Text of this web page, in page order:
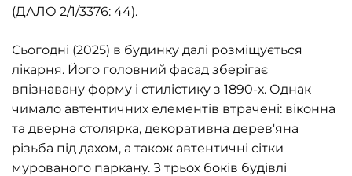
(ДАЛО 2/1/3376: 44).
Сьогодні (2025) в будинку далі розміщується
лікарня. Його головний фасад зберігає
впізнавану форму і стилістику з 1890-х. Однак
чимало автентичних елементів втрачені: віконна
та дверна столярка, декоративна дерев'яна
різьба під дахом, а також автентичні сітки
мурованого паркану. З трьох боків будівлі